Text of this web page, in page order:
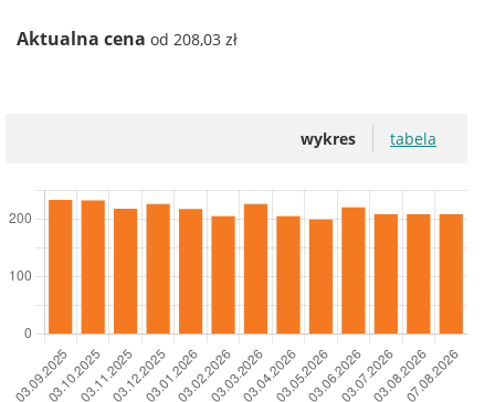
Aktualna cena od 208,03 zł
wykres tabela